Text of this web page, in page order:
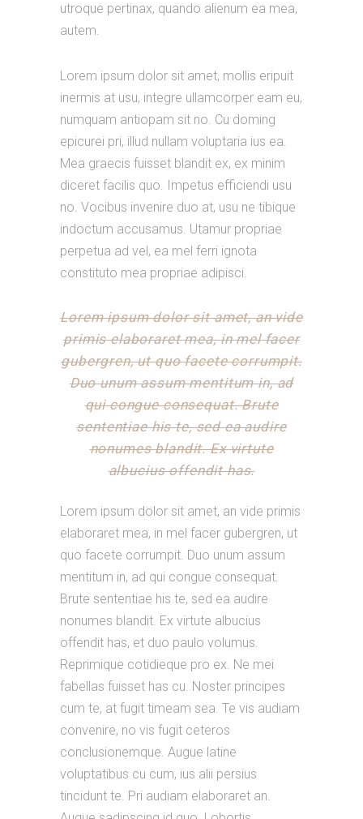
utroque pertinax, quando alienum ea mea,
autem.
Lorem ipsum dolor sit amet, mollis eripuit
inermis at usu, integre ullamcorper eam eu,
numquam antiopam sit no. Cu doming
epicurei pri, illud nullam voluptaria ius ea.
Mea graecis fuisset blandit ex, ex minim
diceret facilis quo. Impetus efficiendi usu
no. Vocibus invenire duo at, usu ne tibique
indoctum accusamus. Utamur propriae
perpetua ad vel, ea mel ferri ignota
constituto mea propriae adipisci.
Lorem ipsum dolor sit amet, an vide
primis elaboraret mea, in mel facer
gubergren, ut quo facete corrumpit.
Duo unum assum mentitum in, ad
qui congue consequat. Brute
sententiae his te, sed ea audire
nonumes blandit. Ex virtute
albucius offendit has.
Lorem ipsum dolor sit amet, an vide primis
elaboraret mea, in mel facer gubergren, ut
quo facete corrumpit. Duo unum assum
mentitum in, ad qui congue consequat.
Brute sententiae his te, sed ea audire
nonumes blandit. Ex virtute albucius
offendit has, et duo paulo volumus.
Reprimique cotidieque pro ex. Ne mei
fabellas fuisset has cu. Noster principes
cum te, at fugit timeam sea. Te vis audiam
convenire, no vis fugit ceteros
conclusionemque. Augue latine
voluptatibus cu cum, ius alii persius
tincidunt te. Pri audiam elaboraret an.